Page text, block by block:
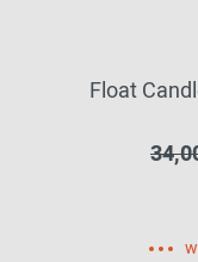
Float